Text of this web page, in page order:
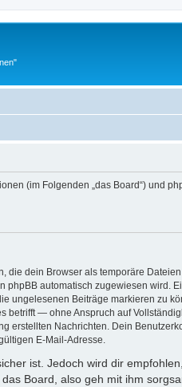
(im Folgenden „das Board“) und
dein Browser als temporäre
automatisch zugewiesen wird.
ungelesenen Beiträge markieren zu
— ohne Anspruch auf
erstellten Nachrichten. Dein
E-Mail-Adresse.
ist. Jedoch wird dir
Board, also geh mit ihm